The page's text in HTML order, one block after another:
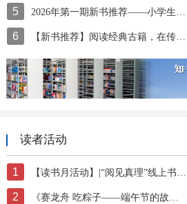
5
6
读者活动
1 【读书月活动】|“阅见真理”线上书展邀你一起云阅读~
2 《赛龙舟 吃粽子——端午节的故事》图片展